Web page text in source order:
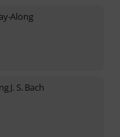
Along
J. S. Bach